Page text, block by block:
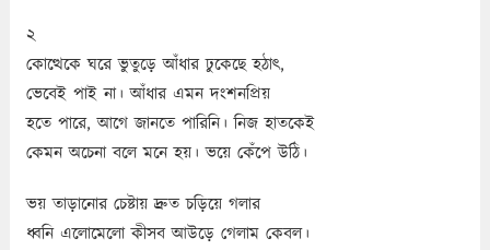
২
কোত্থেকে ঘরে ভুতুড়ে আঁধার ঢুকেছে হঠাৎ,
ভেবেই পাই না। আঁধার এমন দংশনপ্রিয়
হতে পারে, আগে জানতে পারিনি। নিজ হাতকেই
কেমন অচেনা বলে মনে হয়। ভয়ে কেঁপে উঠি।
ভয় তাড়ানোর চেষ্টায় দ্রুত চড়িয়ে গলার
ধ্বনি এলোমেলো কীসব আউড়ে গেলাম কেবল।